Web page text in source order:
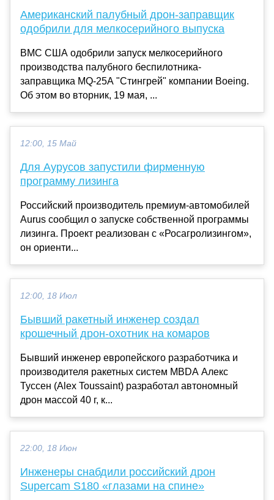
Американский палубный дрон-заправщик
одобрили для мелкосерийного выпуска
ВМС США одобрили запуск мелкосерийного
производства палубного беспилотника-
заправщика MQ-25A "Стингрей" компании Boeing.
Об этом во вторник, 19 мая, ...
12:00, 15 Май
Для Аурусов запустили фирменную
программу лизинга
Российский производитель премиум-автомобилей
Aurus сообщил о запуске собственной программы
лизинга. Проект реализован с «Росагролизингом»,
он ориенти...
12:00, 18 Июл
Бывший ракетный инженер создал
крошечный дрон-охотник на комаров
Бывший инженер европейского разработчика и
производителя ракетных систем MBDA Алекс
Туссен (Alex Toussaint) разработал автономный
дрон массой 40 г, к...
22:00, 18 Июн
Инженеры снабдили российский дрон
Supercam S180 «глазами на спине»